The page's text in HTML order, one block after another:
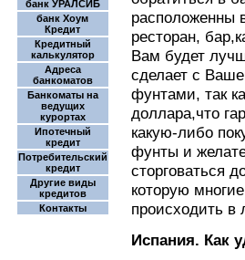
банк УРАЛСИБ
банк Хоум
Кредит
Кредитный
калькулятор
Адреса
банкоматов
Банкоматы на
ведущих
курортах
Ипотечный
кредит
Потребительский
кредит
Другие виды
кредитов
Контакты
расположенны
ресторан,
Вам будет
сделает с
фунтами, так
доллара,что
какую-либо
фунты и
сторговаться
которую
происходить
Испания. Как